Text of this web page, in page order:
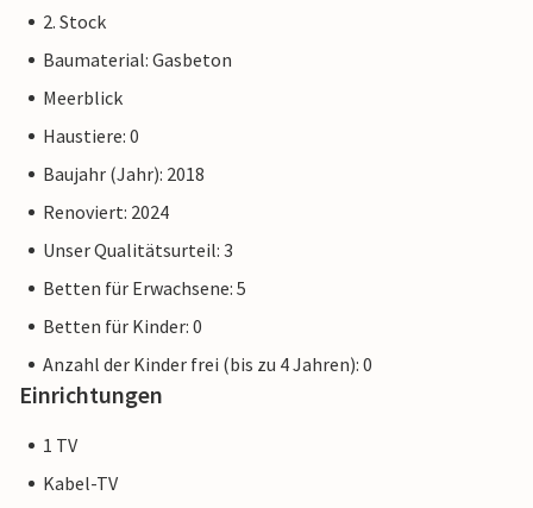
2. Stock
Baumaterial: Gasbeton
Meerblick
Haustiere: 0
Baujahr (Jahr): 2018
Renoviert: 2024
Unser Qualitätsurteil: 3
Betten für Erwachsene: 5
Betten für Kinder: 0
Anzahl der Kinder frei (bis zu 4 Jahren): 0
Einrichtungen
1 TV
Kabel-TV